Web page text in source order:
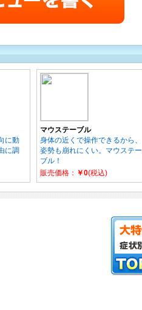
に動
に調
マウステーブル
身体の近くで操作できるから、
姿勢も崩れにくい。マウステー
ブル！
販売価格：
￥0(税込)